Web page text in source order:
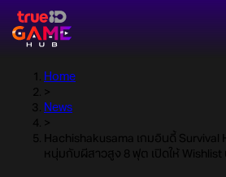
Home
>
News
>
Hachishakusama เกมอินดี้ Survival
หนุ่มกับผีสาวสูง 8 ฟุต เปิดให้ Wishlist